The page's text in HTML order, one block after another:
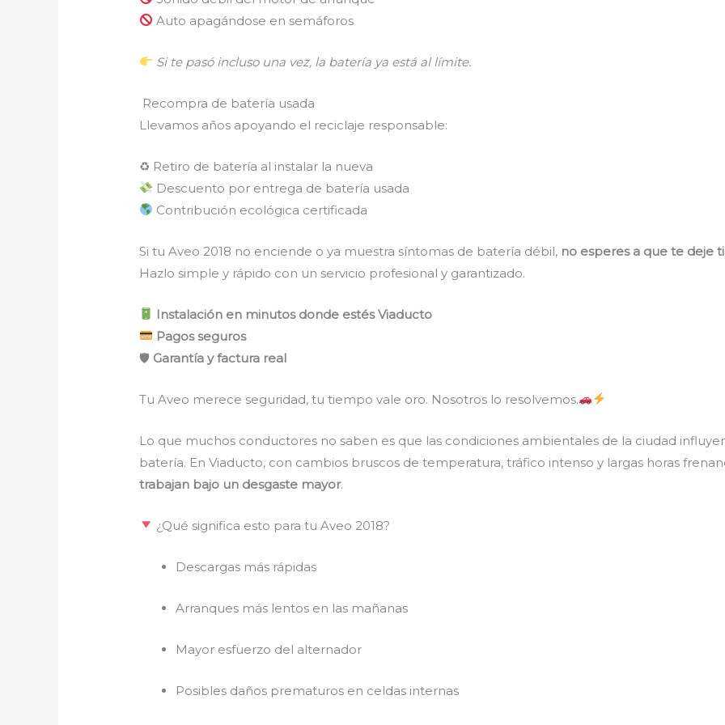
Auto apagándose en semáforos
Si te pasó incluso una vez, la batería ya está al límite.
Recompra de batería usada
Llevamos años apoyando el reciclaje responsable:
♻ Retiro de batería al instalar la nueva
Descuento por entrega de batería usada
Contribución ecológica certificada
Si tu Aveo 2018 no enciende o ya muestra síntomas de batería débil, no esperes a que te deje
Hazlo simple y rápido con un servicio profesional y garantizado.
Instalación en minutos donde estés Viaducto
Pagos seguros
🛡 Garantía y factura real
Tu Aveo merece seguridad, tu tiempo vale oro. Nosotros lo resolvemos.
Lo que muchos conductores no saben es que las condiciones ambientales de la ciudad
batería. En Viaducto, con cambios bruscos de temperatura, tráfico intenso y largas horas
trabajan bajo un desgaste mayor.
¿Qué significa esto para tu Aveo 2018?
Descargas más rápidas
Arranques más lentos en las mañanas
Mayor esfuerzo del alternador
Posibles daños prematuros en celdas internas